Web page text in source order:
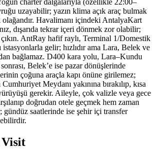
uzayabilir; yazın klima açık araç bulmak
Havalimanı içindeki AntalyaKart
dışarıda tekrar içeri dönmek zor olabilir;
çıkın. AntRay hafif raylı, Terminal 1/Domestik
istasyonlarla gelir; hızlıdır ama Lara, Belek ve
bağlamaz. D400 kara yolu, Lara–Kundu
Belek’e ise pazar dönüşlerinde
çoğuna araçla kapı önüne girilemez;
Meydanı yakınına bırakılıp, kısa
gerekir. Aileyle, çok valizle veya gece
doğrudan otele geçmek hem zaman
gündüz saatlerinde ise şehir içi transfer
Visit